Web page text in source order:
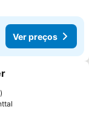
Ver preços
favoritos